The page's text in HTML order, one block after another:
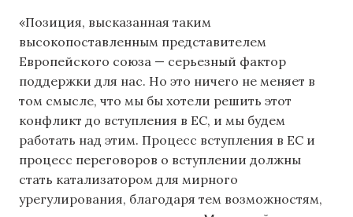
«Позиция, высказанная таким
высокопоставленным представителем
Европейского союза — серьезный фактор
поддержки для нас. Но это ничего не меняет в
том смысле, что мы бы хотели решить этот
конфликт до вступления в ЕС, и мы будем
работать над этим. Процесс вступления в ЕС и
процесс переговоров о вступлении должны
стать катализатором для мирного
урегулирования, благодаря тем возможностям,